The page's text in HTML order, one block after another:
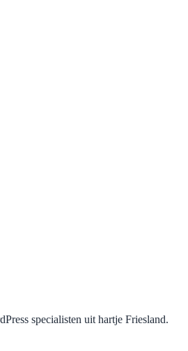
specialisten uit hartje Friesland.